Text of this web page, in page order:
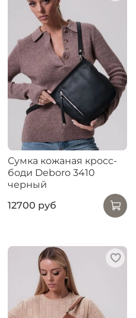
Сумка кожаная кросс-
боди Deboro 3410
черный
12700 руб